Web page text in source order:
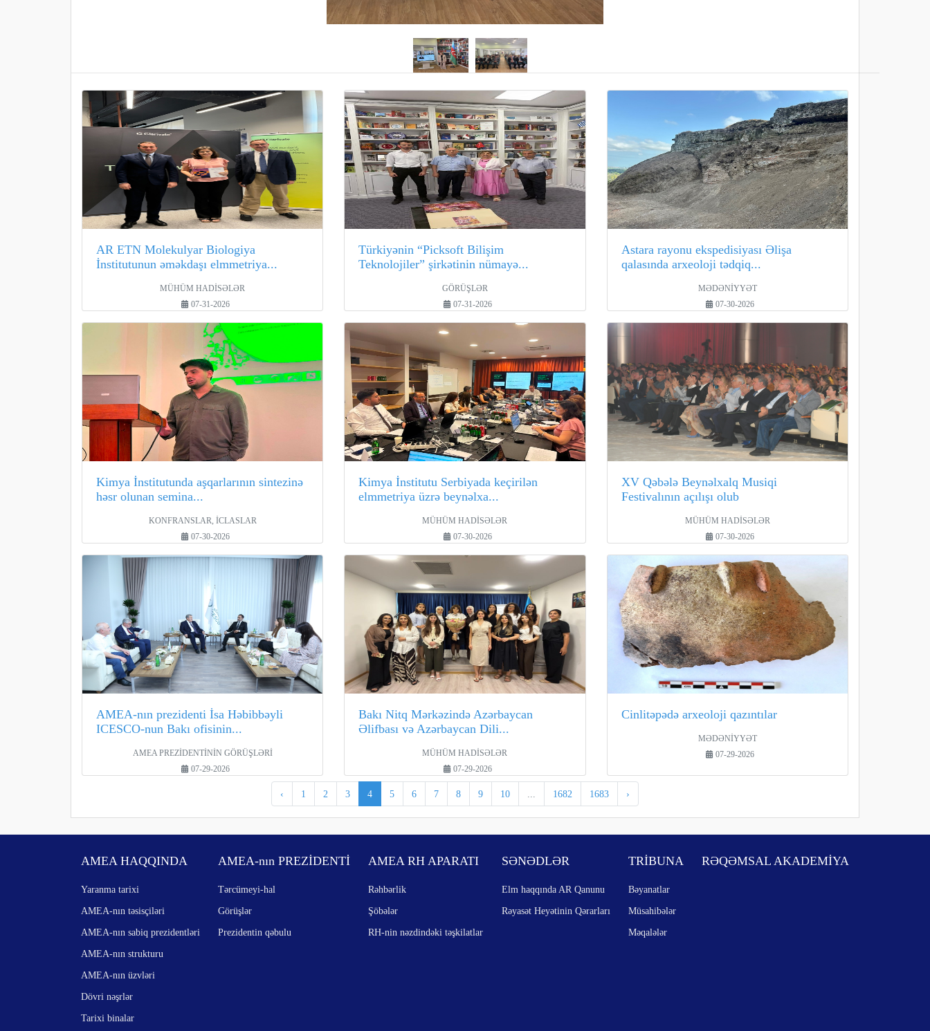
AR ETN Molekulyar Biologiya
İnstitutunun əməkdaşı elmmetriya...
MÜHÜM HADİSƏLƏR
07-31-2026
Türkiyənin “Picksoft Bilişim
Teknolojiler” şirkətinin nümayə...
GÖRÜŞLƏR
07-31-2026
Astara rayonu ekspedisiyası Əlişa
qalasında arxeoloji tədqiq...
MƏDƏNİYYƏT
07-30-2026
Kimya İnstitutunda aşqarlarının sintezinə
həsr olunan semina...
KONFRANSLAR, İCLASLAR
07-30-2026
Kimya İnstitutu Serbiyada keçirilən
elmmetriya üzrə beynəlxa...
MÜHÜM HADİSƏLƏR
07-30-2026
XV Qəbələ Beynəlxalq Musiqi
Festivalının açılışı olub
MÜHÜM HADİSƏLƏR
07-30-2026
AMEA-nın prezidenti İsa Həbibbəyli
ICESCO-nun Bakı ofisinin...
AMEA PREZİDENTİNİN GÖRÜŞLƏRİ
07-29-2026
Bakı Nitq Mərkəzində Azərbaycan
Əlifbası və Azərbaycan Dili...
MÜHÜM HADİSƏLƏR
07-29-2026
Cinlitəpədə arxeoloji qazıntılar
MƏDƏNİYYƏT
07-29-2026
‹ 1 2 3 4 5 6 7 8 9 10 1682 1683 ›
AMEA HAQQINDA
Yaranma tarixi
AMEA-nın təsisçiləri
AMEA-nın sabiq prezidentləri
AMEA-nın strukturu
AMEA-nın üzvləri
Dövri nəşrlər
Tarixi binalar
AMEA-nın PREZİDENTİ
Tərcümeyi-hal
Görüşlər
Prezidentin qəbulu
AMEA RH APARATI
Rəhbərlik
Şöbələr
RH-nin nəzdindəki təşkilatlar
SƏNƏDLƏR
Elm haqqında AR Qanunu
Rəyasət Heyətinin Qərarları
TRİBUNA
Bəyanatlar
Müsahibələr
Məqalələr
RƏQƏMSAL AKADEMİYA